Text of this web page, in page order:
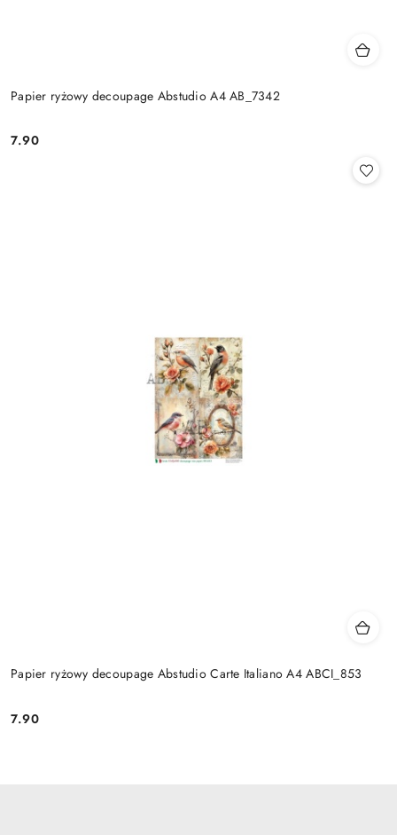
Papier ryżowy decoupage Abstudio A4 AB_7342
Cena:
7.90
Papier ryżowy decoupage Abstudio Carte Italiano A4 ABCI_853
Cena:
7.90